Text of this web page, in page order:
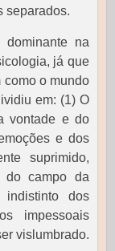
separados.
dominante na
já que
como o mundo
em: (1) O
vontade e do
e dos
suprimido,
do campo da
dos
impessoais
vislumbrado.